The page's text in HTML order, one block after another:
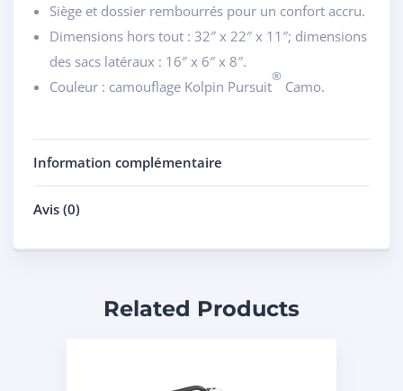
Siège et dossier rembourrés pour un confort accru.
Dimensions hors tout : 32″ x 22″ x 11″; dimensions
des sacs latéraux : 16″ x 6″ x 8″.
Couleur : camouflage Kolpin Pursuit
®
Camo.
Information complémentaire
Avis (0)
Related Products